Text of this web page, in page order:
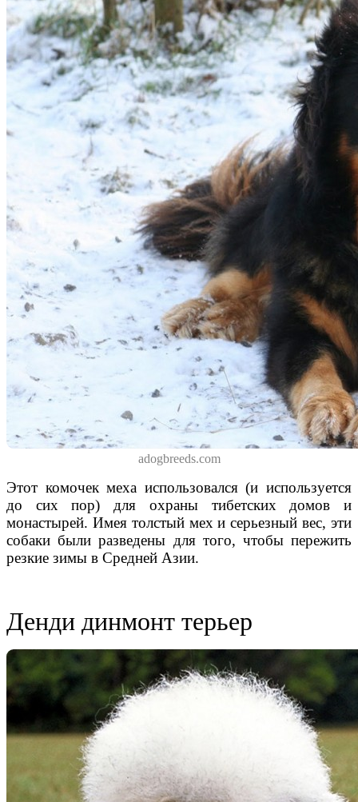
adogbreeds.com
Этот комочек меха использовался (и используется
до сих пор) для охраны тибетских домов и
монастырей. Имея толстый мех и серьезный вес, эти
собаки были разведены для того, чтобы пережить
резкие зимы в Средней Азии.
Денди динмонт терьер